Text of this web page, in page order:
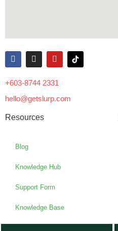
+603-8744 2331
hello@getslurp.com
Resources
Blog
Knowledge Hub
Support Form
Knowledge Base